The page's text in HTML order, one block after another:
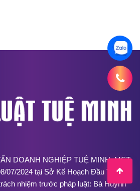
DOANH NGHIỆP TUỆ MINH. MST:
07/2024 tại Sở Kế Hoạch Đầu Tư tỉnh
nhiệm trước pháp luật: Bà Huỳnh